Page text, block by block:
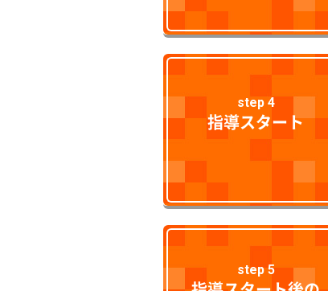
step 4
指導スタート
step 5